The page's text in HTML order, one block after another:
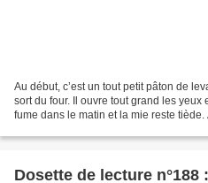
Au début, c’est un tout petit pâton de
sort du four. Il ouvre tout grand les yeux
fume dans le matin et la mie reste tiède.
Dosette de lecture